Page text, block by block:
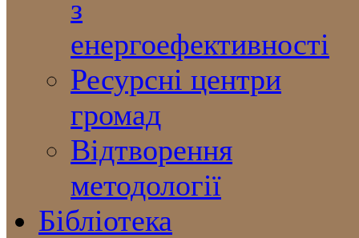
з
енергоефективності
Ресурсні центри
громад
Відтворення
методології
Бібліотека